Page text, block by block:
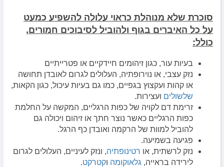
סוכרת שלא מנוהלת כראוי עלולה להשפיע כמעט
על כל האיברים בגוף ולהוביל לסיבוכים חמורים,
כולל:
בעיות עור, כגון זיהומים חיידקיים או פטרייתיים
נזק עצבי, או נוירופתיה, העלולים לגרום לאובדן תחושה
או קהות ועקצוץ בגפיים, כמו גם בעיות עיכול, כגון הקאות,
שלשולים ועצירות.
זרימת דם לקויה של כפות הרגליים, המקשה על החלמת
כפות הרגליים כאשר נוצר חתך או זיהום ויכולה גם
להוביל למוות של הרקמה ואובדן כף הרגל.
פגיעה בשמיעה.
נזק לרשתית, או רטינופתיה, ונזק לעיניים, העלולים לגרום
לירידה בראייה, גלאוקומה וקטרקט.